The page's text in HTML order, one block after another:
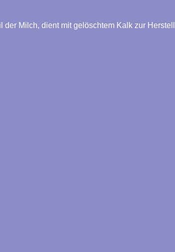
Milch, dient mit gelöschtem Kalk zur